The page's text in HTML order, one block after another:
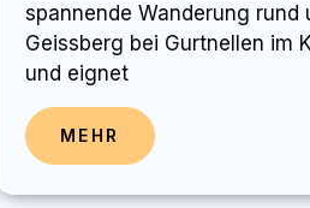
spannende Wanderung rund
Geissberg bei Gurtnellen im
und eignet
MEHR